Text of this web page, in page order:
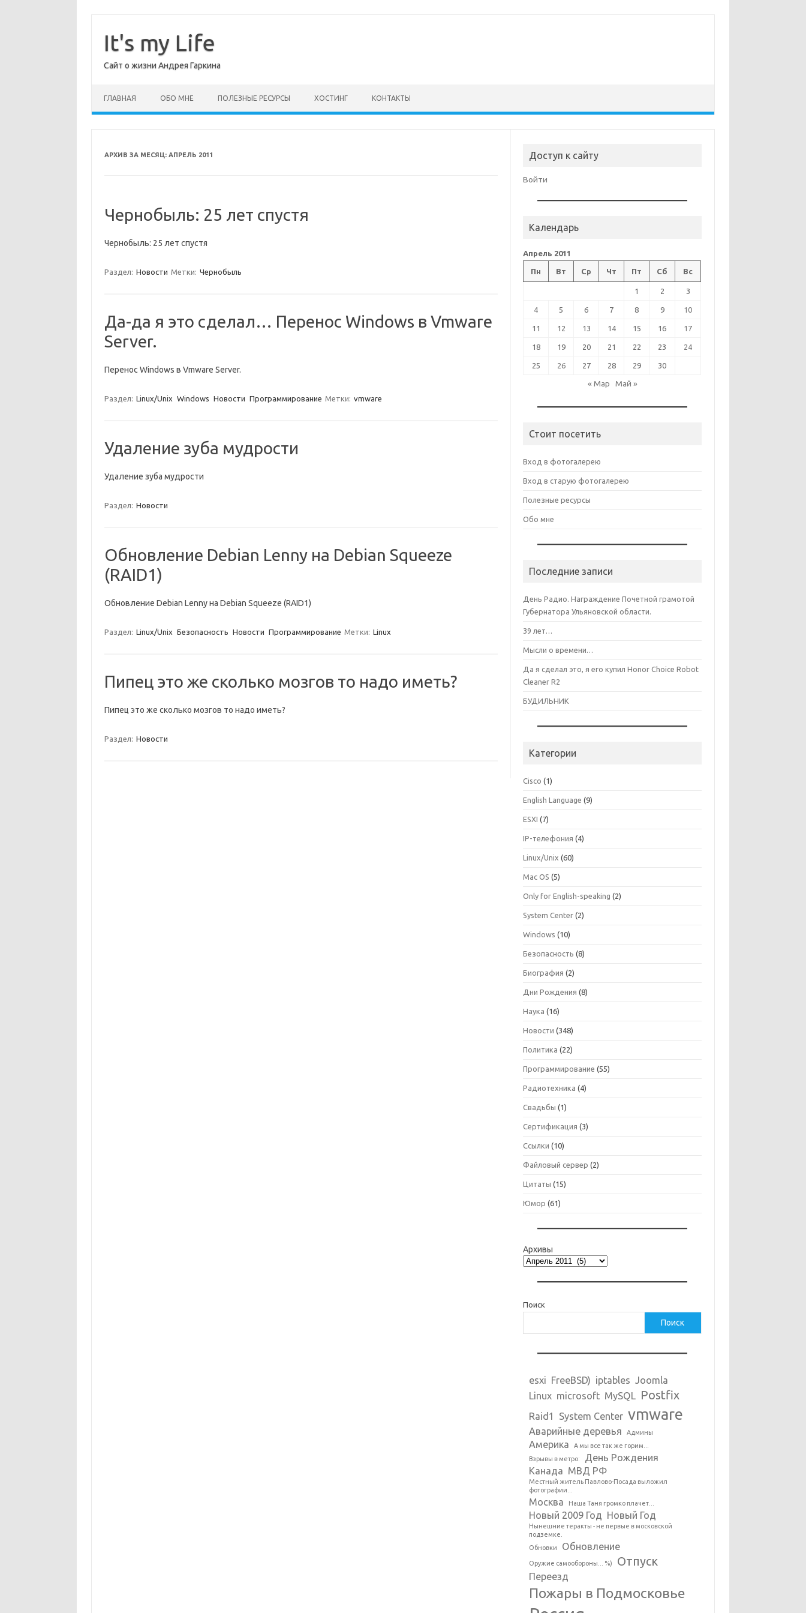
содержимому
It's my Life
Сайт о жизни Андрея Гаркина
ГЛАВНАЯ ОБО МНЕ ПОЛЕЗНЫЕ РЕСУРСЫ ХОСТИНГ КОНТАКТЫ
АРХИВ ЗА МЕСЯЦ: АПРЕЛЬ 2011
Чернобыль: 25 лет спустя
Чернобыль: 25 лет спустя
Раздел: Новости Метки: Чернобыль
Да-да я это сделал… Перенос Windows в Vmware
Server.
Перенос Windows в Vmware Server.
Раздел: Linux/Unix Windows Новости Программирование Метки: vmware
Удаление зуба мудрости
Удаление зуба мудрости
Раздел: Новости
Обновление Debian Lenny на Debian Squeeze
(RAID1)
Обновление Debian Lenny на Debian Squeeze (RAID1)
Раздел: Linux/Unix Безопасность Новости Программирование Метки: Linux
Пипец это же сколько мозгов то надо иметь?
Пипец это же сколько мозгов то надо иметь?
Раздел: Новости
Доступ к сайту
Войти
Календарь
Апрель 2011
Пн Вт Ср Чт Пт Сб Вс
1 2 3
4 5 6 7 8 9 10
11 12 13 14 15 16 17
18 19 20 21 22 23 24
25 26 27 28 29 30
« Мар Май »
Стоит посетить
Вход в фотогалерею
Вход в старую фотогалерею
Полезные ресурсы
Обо мне
Последние записи
День Радио. Награждение Почетной грамотой
Губернатора Ульяновской области.
39 лет…
Мысли о времени…
Да я сделал это, я его купил Honor Choice Robot
Cleaner R2
БУДИЛЬНИК
Категории
Cisco (1)
English Language (9)
ESXI (7)
IP-телефония (4)
Linux/Unix (60)
Mac OS (5)
Only for English-speaking (2)
System Center (2)
Windows (10)
Безопасность (8)
Биография (2)
Дни Рождения (8)
Наука (16)
Новости (348)
Политика (22)
Программирование (55)
Радиотехника (4)
Свадьбы (1)
Сертификация (3)
Ссылки (10)
Файловый сервер (2)
Цитаты (15)
Юмор (61)
Архивы
Поиск
Поиск
esxi FreeBSD) iptables Joomla
Linux microsoft MySQL Postfix
Raid1 System Center vmware
Аварийные деревья Админы
Америка
А мы все так же горим...
Взрывы в метро:
День Рождения
Канада МВД РФ
Местный житель Павлово-Посада выложил
фотографии...
Москва Наша Таня громко плачет...
Новый 2009 Год Новый Год
Нынешние теракты - не первые в московской
подземке.
Обновки
Обновление
Оружие самообороны... %) Отпуск
Переезд
Пожары в Подмосковье